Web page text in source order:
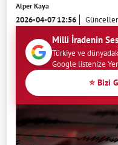
Alper Kaya
2026-04-07 12:56
Milli İradenin
Türkiye ve
Google listenize
⭐ Bizi